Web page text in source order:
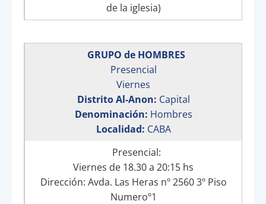
de la iglesia)
GRUPO de HOMBRES
Presencial
Viernes
Distrito Al-Anon: Capital
Denominación: Hombres
Localidad: CABA
Presencial:
Viernes de 18.30 a 20:15 hs
Dirección: Avda. Las Heras nº 2560 3º Piso
Numeroº1